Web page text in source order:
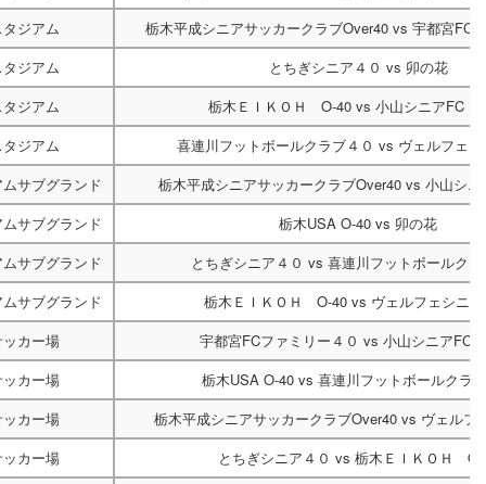
ジアム
栃木平成シニアサッカークラブOver40vs 宇都宮FC
ジアム
とちぎシニア４０ vs 卯の花
ジアム
栃木ＥＩＫＯＨ O-40vs 小山シニアFC
ジアム
喜連川フットボールクラブ４０ vs ヴェルフェ
サブグランド
栃木平成シニアサッカークラブOver40vs 小山シ
サブグランド
栃木USA O-40 vs 卯の花
サブグランド
とちぎシニア４０ vs 喜連川フットボールク
サブグランド
栃木ＥＩＫＯＨ O-40 vs ヴェルフェシニ
カー場
宇都宮FCファミリー４０ vs 小山シニアFC
カー場
栃木USA O-40vs 喜連川フットボールクラ
カー場
栃木平成シニアサッカークラブOver40 vs ヴェルフ
カー場
とちぎシニア４０ vs 栃木ＥＩＫＯＨ O-